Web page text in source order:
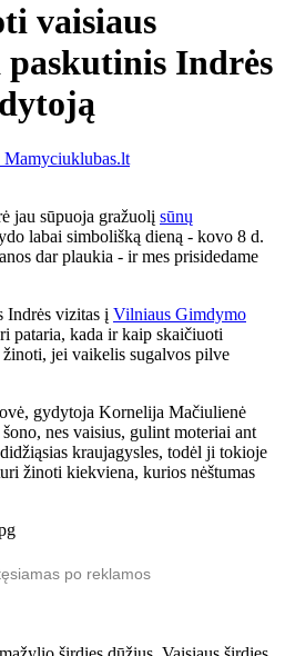
vaisiaus
paskutinis Indrės
jau sūpuoja gražuolį sūnų
labai simbolišką dieną - kovo 8 d.
dar plaukia - ir mes prisidedame
Indrės vizitas į Vilniaus Gimdymo
pataria, kada ir kaip skaičiuoti
jei vaikelis sugalvos pilve
gydytoja Kornelija Mačiulienė
nes vaisius, gulint moteriai ant
kraujagysles, todėl ji tokioje
žinoti kiekviena, kurios nėštumas
po reklamos